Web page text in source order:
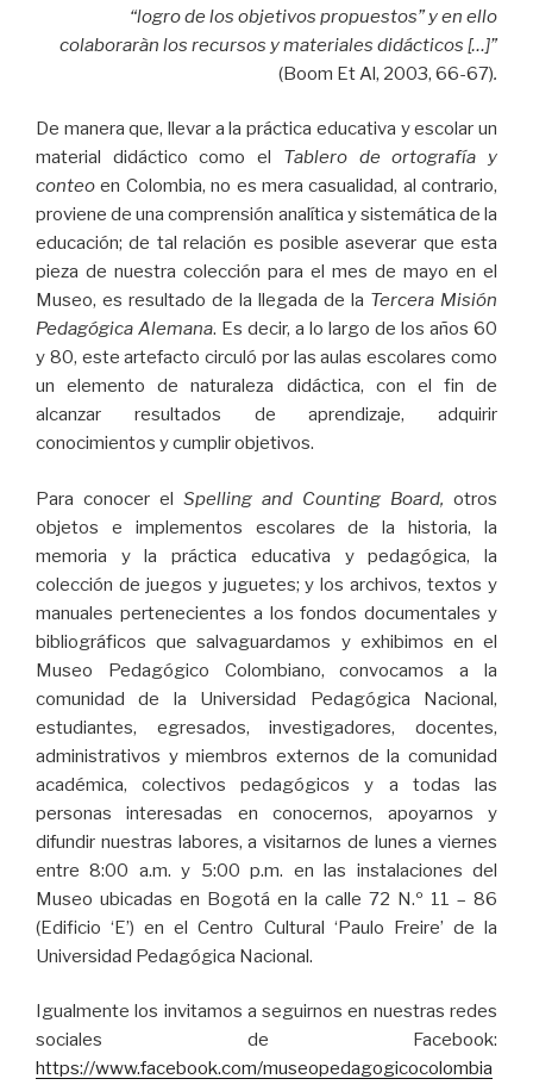
“logro de los objetivos propuestos” y en ello
colaboraràn los recursos y materiales didácticos […]”
(Boom Et Al, 2003, 66-67).
De manera que, llevar a la práctica educativa y escolar un
material didáctico como el Tablero de ortografía y
conteo en Colombia, no es mera casualidad, al contrario,
proviene de una comprensión analítica y sistemática de la
educación; de tal relación es posible aseverar que esta
pieza de nuestra colección para el mes de mayo en el
Museo, es resultado de la llegada de la Tercera Misión
Pedagógica Alemana. Es decir, a lo largo de los años 60
y 80, este artefacto circuló por las aulas escolares como
un elemento de naturaleza didáctica, con el fin de
alcanzar resultados de aprendizaje, adquirir
conocimientos y cumplir objetivos.
Para conocer el Spelling and Counting Board, otros
objetos e implementos escolares de la historia, la
memoria y la práctica educativa y pedagógica, la
colección de juegos y juguetes; y los archivos, textos y
manuales pertenecientes a los fondos documentales y
bibliográficos que salvaguardamos y exhibimos en el
Museo Pedagógico Colombiano, convocamos a la
comunidad de la Universidad Pedagógica Nacional,
estudiantes, egresados, investigadores, docentes,
administrativos y miembros externos de la comunidad
académica, colectivos pedagógicos y a todas las
personas interesadas en conocernos, apoyarnos y
difundir nuestras labores, a visitarnos de lunes a viernes
entre 8:00 a.m. y 5:00 p.m. en las instalaciones del
Museo ubicadas en Bogotá en la calle 72 N.º 11 – 86
(Edificio ‘E’) en el Centro Cultural ‘Paulo Freire’ de la
Universidad Pedagógica Nacional.
Igualmente los invitamos a seguirnos en nuestras redes
sociales de Facebook:
https://www.facebook.com/museopedagogicocolombia